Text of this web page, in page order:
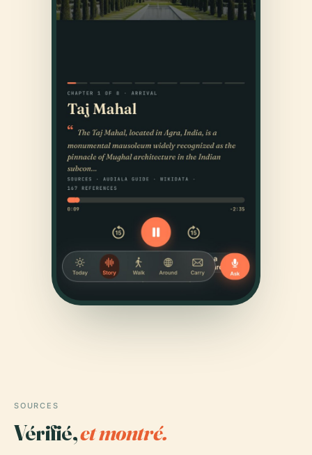
SOURCES
Vérifié,et montré.